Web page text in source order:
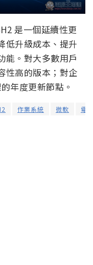
是一個延續性更
低升級成本、提升
能。對大多數用戶
性高的版本；對企
年度更新節點。
作業系統 微軟 電